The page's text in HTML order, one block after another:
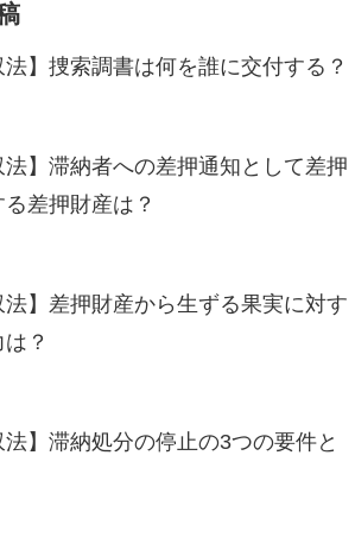
法】捜索調書は何を誰に交付する？
法】滞納者への差押通知として差押
差押財産は？
法】差押財産から生ずる果実に対す
？
法】滞納処分の停止の3つの要件と